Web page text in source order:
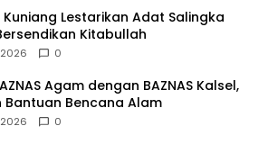
Kuniang Lestarikan Adat Salingka
Kitabullah
0
Agam dengan BAZNAS Kalsel,
Bantuan Bencana Alam
0